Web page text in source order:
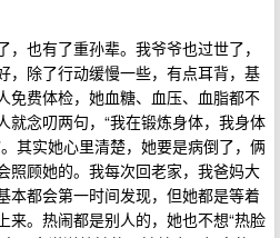
也有了重孙辈。我爷爷也过世了，
，除了行动缓慢一些，有点耳背，基
免费体检，她血糖、血压、血脂都不
就念叨两句，“我在锻炼身体，我身体
其实她心里清楚，她要是病倒了，俩
照顾她的。我每次回老家，我爸妈大
本都会第一时间发现，但她都是等着
来。热闹都是别人的，她也不想“热脸